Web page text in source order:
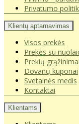
Privatumo
Klientų aptarnavimas
Visos prekės
Prekės su
Prekių grąžinimai
Dovanų kuponai
Svetainės medis
Kontaktai
Klientams